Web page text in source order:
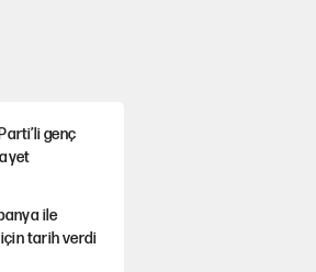
genç
ile
için tarih verdi